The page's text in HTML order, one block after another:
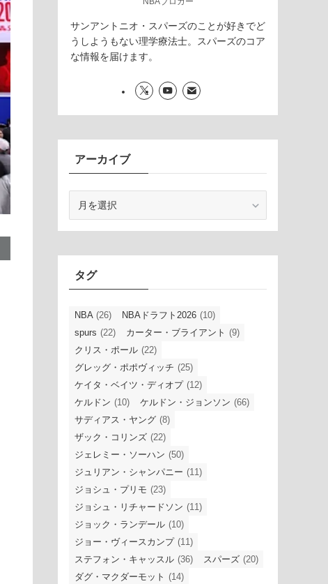
サンアントニオ・スパーズのことが好きでど
うしようもない理学療法士。スパーズのコア
な情報を届けます。
アーカイブ
ブ
タグ
NBA (26) NBAドラフト2026 (10)
spurs (22) カーター・ブライアント (9)
クリス・ポール (22)
グレッグ・ポポヴィッチ (25)
ケイタ・ベイツ・ディオプ (12)
ケルドン (10) ケルドン・ジョンソン (66)
サディアス・ヤング (8)
ザック・コリンズ (22)
ジェレミー・ソーハン (50)
ジュリアン・シャンパニー (11)
ジョシュ・プリモ (23)
ジョシュ・リチャードソン (11)
ジョック・ランデール (10)
ジョー・ヴィースカンプ (11)
ステフォン・キャッスル (36) スパーズ (20)
ダグ・マクダーモット (14)